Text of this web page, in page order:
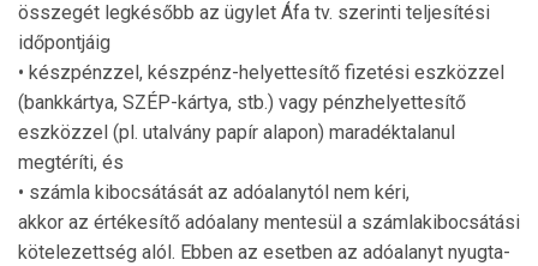
összegét legkésőbb az ügylet Áfa tv. szerinti teljesítési
időpontjáig
• készpénzzel, készpénz-helyettesítő fizetési eszközzel
(bankkártya, SZÉP-kártya, stb.) vagy pénzhelyettesítő
eszközzel (pl. utalvány papír alapon) maradéktalanul
megtéríti, és
• számla kibocsátását az adóalanytól nem kéri,
akkor az értékesítő adóalany mentesül a számlakibocsátási
kötelezettség alól. Ebben az esetben az adóalanyt nyug­ta­